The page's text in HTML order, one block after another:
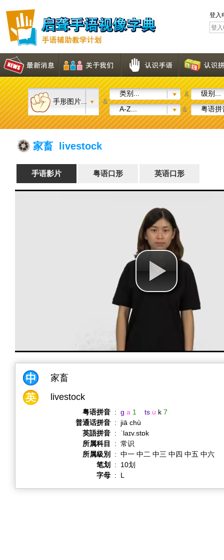
登入
手形图片... &
类别... &
级别...
A-Z...
& 粤语拼
家畜 livestock
手语影片 粤语口形 英语口形
家畜
livestock
粤语拼音 : g a 1 ts u k 7
普通话拼音 :
jiā chù
英語拼音 :
ˈlaɪv.stɒk
所属科目
: 常识
所属級別
: 中一 中二 中三 中四 中五 中六
笔划
:
10划
字母 : L